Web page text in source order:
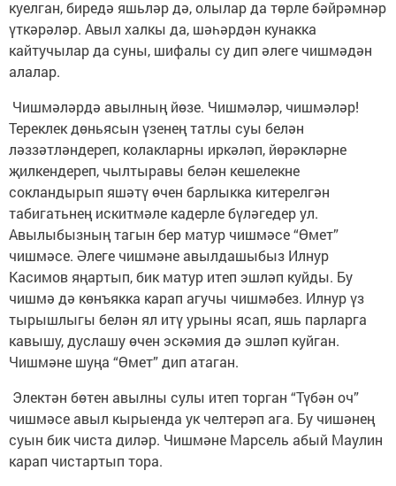
куелган, биредә яшьләр дә, олылар да төрле бәйрәмнәр
үткәрәләр. Авыл халкы да, шәһәрдән кунакка
кайтучылар да суны, шифалы су дип әлеге чишмәдән
алалар.
Чишмәләрдә авылның йөзе. Чишмәләр, чишмәләр!
Тереклек дөньясын үзенең татлы суы белән
ләззәтләндереп, колакларны иркәләп, йөрәкләрне
җилкендереп, чылтыравы белән кешелекне
сокландырып яшәтү өчен барлыкка китерелгән
табигатьнең искитмәле кадерле бүләгедер ул.
Авылыбызның тагын бер матур чишмәсе “Өмет”
чишмәсе. Әлеге чишмәне авылдашыбыз Илнур
Касимов яңартып, бик матур итеп эшләп куйды. Бу
чишмә дә көнъякка карап агучы чишмәбез. Илнур үз
тырышлыгы белән ял итү урыны ясап, яшь парларга
кавышу, дуслашу өчен эскәмия дә эшләп куйган.
Чишмәне шуңа “Өмет” дип атаган.
Электән бөтен авылны сулы итеп торган “Түбән оч”
чишмәсе авыл кырыенда ук челтерәп ага. Бу чишәнең
суын бик чиста диләр. Чишмәне Марсель абый Маулин
карап чистартып тора.